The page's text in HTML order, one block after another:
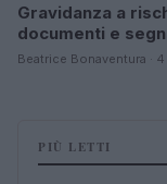
Gravidanza a
documenti e
Beatrice Bonaventura ·
PIÙ LETTI